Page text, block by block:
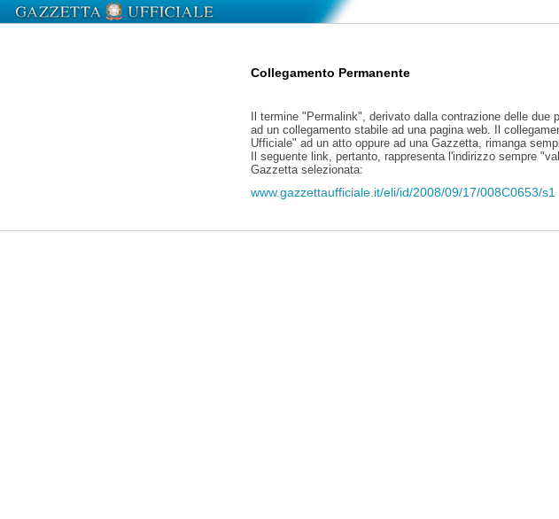
Collegamento Permanente
Il termine "Permalink", derivato dalla contrazione delle due
ad un collegamento stabile ad una pagina web. Il
Ufficiale" ad un atto oppure ad una Gazzetta, rimanga
Il seguente link, pertanto, rappresenta l'indirizzo sempre
Gazzetta selezionata:
www.gazzettaufficiale.it/eli/id/2008/09/17/008C0653/s1